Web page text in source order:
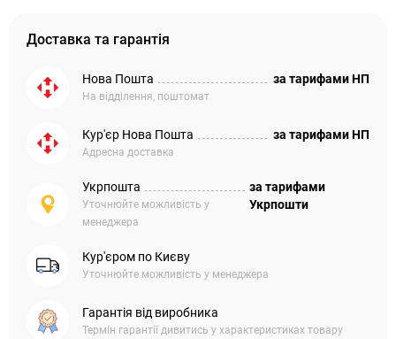
Доставка та гарантія
Нова Пошта
На відділення, поштомат
за тарифами НП
Кур'єр Нова Пошта
Адресна доставка
за тарифами НП
Укрпошта
Уточнюйте можливість у
менеджера
за тарифами
Укрпошти
Кур'єром по Києву
Уточнюйте можливість у менеджера
Гарантія від виробника
Термін гарантії дивитись у характеристиках товару